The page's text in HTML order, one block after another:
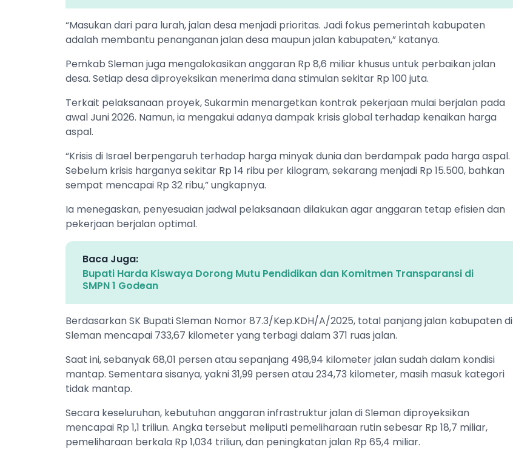
“Masukan dari para lurah, jalan desa menjadi prioritas. Jadi fokus pemerintah kabupaten
adalah membantu penanganan jalan desa maupun jalan kabupaten,” katanya.
Pemkab Sleman juga mengalokasikan anggaran Rp 8,6 miliar khusus untuk perbaikan jalan
desa. Setiap desa diproyeksikan menerima dana stimulan sekitar Rp 100 juta.
Terkait pelaksanaan proyek, Sukarmin menargetkan kontrak pekerjaan mulai berjalan pada
awal Juni 2026. Namun, ia mengakui adanya dampak krisis global terhadap kenaikan harga
aspal.
“Krisis di Israel berpengaruh terhadap harga minyak dunia dan berdampak pada harga aspal.
Sebelum krisis harganya sekitar Rp 14 ribu per kilogram, sekarang menjadi Rp 15.500, bahkan
sempat mencapai Rp 32 ribu,” ungkapnya.
Ia menegaskan, penyesuaian jadwal pelaksanaan dilakukan agar anggaran tetap efisien dan
pekerjaan berjalan optimal.
Baca Juga:
Bupati Harda Kiswaya Dorong Mutu Pendidikan dan Komitmen Transparansi di
SMPN 1 Godean
Berdasarkan SK Bupati Sleman Nomor 87.3/Kep.KDH/A/2025, total panjang jalan kabupaten di
Sleman mencapai 733,67 kilometer yang terbagi dalam 371 ruas jalan.
Saat ini, sebanyak 68,01 persen atau sepanjang 498,94 kilometer jalan sudah dalam kondisi
mantap. Sementara sisanya, yakni 31,99 persen atau 234,73 kilometer, masih masuk kategori
tidak mantap.
Secara keseluruhan, kebutuhan anggaran infrastruktur jalan di Sleman diproyeksikan
mencapai Rp 1,1 triliun. Angka tersebut meliputi pemeliharaan rutin sebesar Rp 18,7 miliar,
pemeliharaan berkala Rp 1,034 triliun, dan peningkatan jalan Rp 65,4 miliar.